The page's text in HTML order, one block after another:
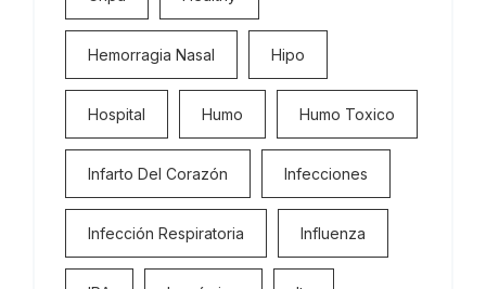
Hemorragia Nasal Hipo
Hospital Humo Humo Toxico
Infarto Del Corazón Infecciones
Infección Respiratoria Influenza